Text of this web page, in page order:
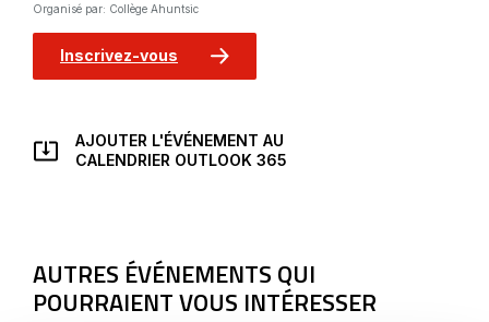
Organisé par: Collège Ahuntsic
Inscrivez-vous
dans
nouvelle
AJOUTER L'ÉVÉNEMENT AU
CALENDRIER OUTLOOK 365
CE
FENÊTRE
AUTRES ÉVÉNEMENTS QUI
POURRAIENT VOUS INTÉRESSER